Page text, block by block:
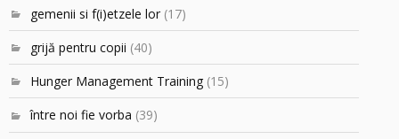
gemenii si f(i)etzele lor (17)
grijă pentru copii (40)
Hunger Management Training (15)
între noi fie vorba (39)